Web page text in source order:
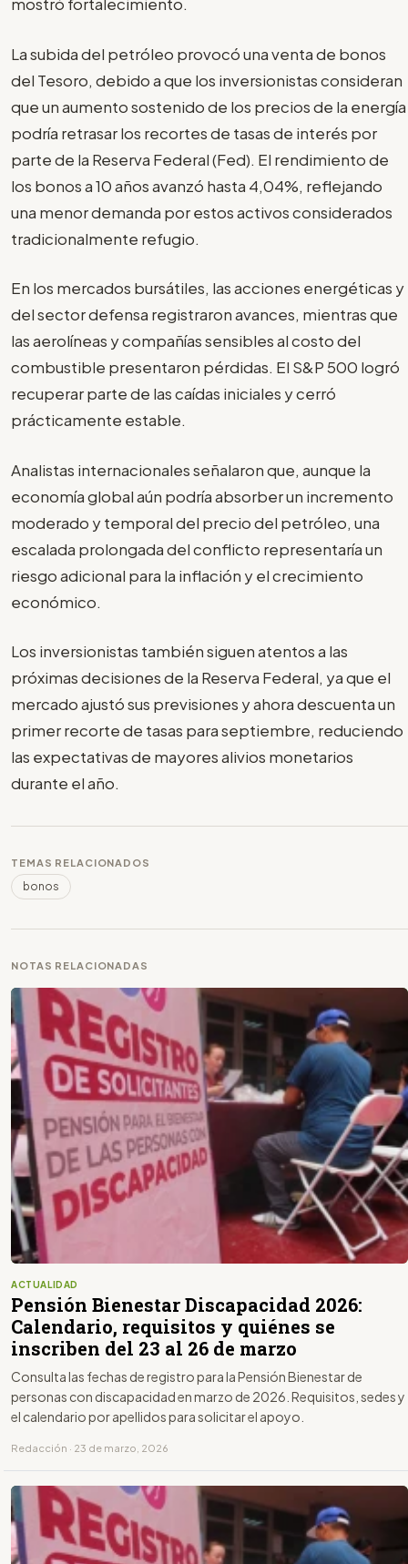
La subida del petróleo provocó una venta de bonos
del Tesoro, debido a que los inversionistas consideran
que un aumento sostenido de los precios de la energía
podría retrasar los recortes de tasas de interés por
parte de la Reserva Federal (Fed). El rendimiento de
los bonos a 10 años avanzó hasta 4,04%, reflejando
una menor demanda por estos activos considerados
tradicionalmente refugio.
En los mercados bursátiles, las acciones energéticas y
del sector defensa registraron avances, mientras que
las aerolíneas y compañías sensibles al costo del
combustible presentaron pérdidas. El S&P 500 logró
recuperar parte de las caídas iniciales y cerró
prácticamente estable.
Analistas internacionales señalaron que, aunque la
economía global aún podría absorber un incremento
moderado y temporal del precio del petróleo, una
escalada prolongada del conflicto representaría un
riesgo adicional para la inflación y el crecimiento
económico.
Los inversionistas también siguen atentos a las
próximas decisiones de la Reserva Federal, ya que el
mercado ajustó sus previsiones y ahora descuenta un
primer recorte de tasas para septiembre, reduciendo
las expectativas de mayores alivios monetarios
durante el año.
TEMAS RELACIONADOS
bonos
NOTAS RELACIONADAS
ACTUALIDAD
Pensión Bienestar Discapacidad 2026:
Calendario, requisitos y quiénes se
inscriben del 23 al 26 de marzo
Consulta las fechas de registro para la Pensión Bienestar de
personas con discapacidad en marzo de 2026. Requisitos, sedes y
el calendario por apellidos para solicitar el apoyo.
Redacción · 23 de marzo, 2026